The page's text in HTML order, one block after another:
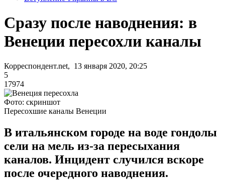
Сразу после наводнения: в
Венеции пересохли каналы
Корреспондент.net, 13 января 2020, 20:25
5
17974
Фото: скриншот
Пересохшие каналы Венеции
В итальянском городе на воде гондолы
сели на мель из-за пересыхания
каналов. Инцидент случился вскоре
после очередного наводнения.